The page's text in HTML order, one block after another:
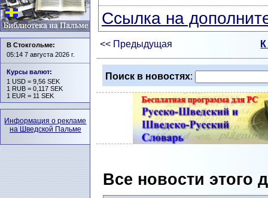
Ссылка на
<< Предыдущая
Поиск в новостях:
Все новости этого
В Стокгольме:
05:14 7 августа 2026 г.
Курсы валют:
1 USD = 9,56 SEK
1 RUB = 0,117 SEK
1 EUR = 11 SEK
Информация о рекламе
на Шведской Пальме